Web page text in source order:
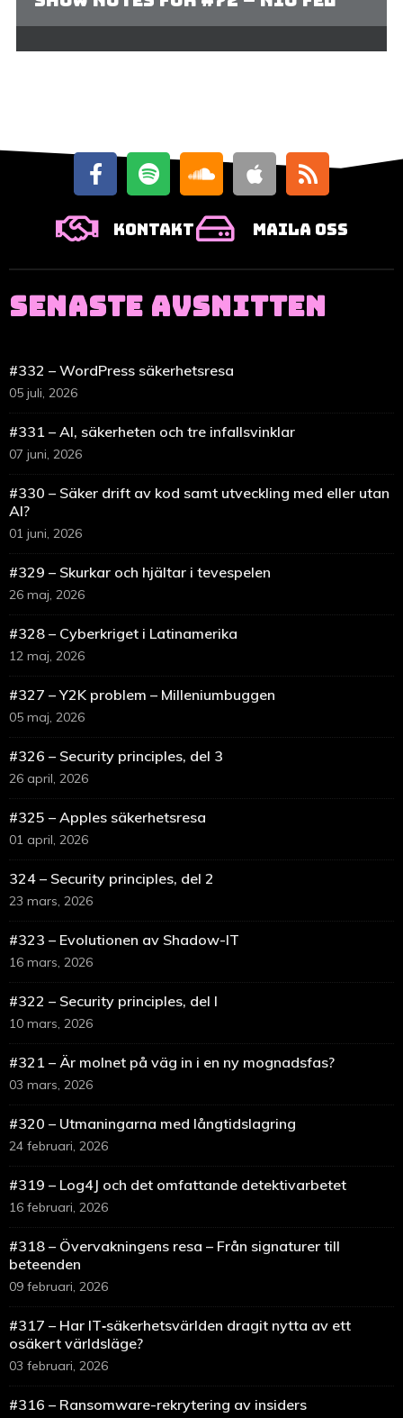
Kontakt Maila oss
SENASTE AVSNITTEN
#332 – WordPress säkerhetsresa
05 juli, 2026
#331 – AI, säkerheten och tre infallsvinklar
07 juni, 2026
#330 – Säker drift av kod samt utveckling med eller utan
AI?
01 juni, 2026
#329 – Skurkar och hjältar i tevespelen
26 maj, 2026
#328 – Cyberkriget i Latinamerika
12 maj, 2026
#327 – Y2K problem – Milleniumbuggen
05 maj, 2026
#326 – Security principles, del 3
26 april, 2026
#325 – Apples säkerhetsresa
01 april, 2026
324 – Security principles, del 2
23 mars, 2026
#323 – Evolutionen av Shadow-IT
16 mars, 2026
#322 – Security principles, del I
10 mars, 2026
#321 – Är molnet på väg in i en ny mognadsfas?
03 mars, 2026
#320 – Utmaningarna med långtidslagring
24 februari, 2026
#319 – Log4J och det omfattande detektivarbetet
16 februari, 2026
#318 – Övervakningens resa – Från signaturer till
beteenden
09 februari, 2026
#317 – Har IT‑säkerhetsvärlden dragit nytta av ett
osäkert världsläge?
03 februari, 2026
#316 – Ransomware-rekrytering av insiders